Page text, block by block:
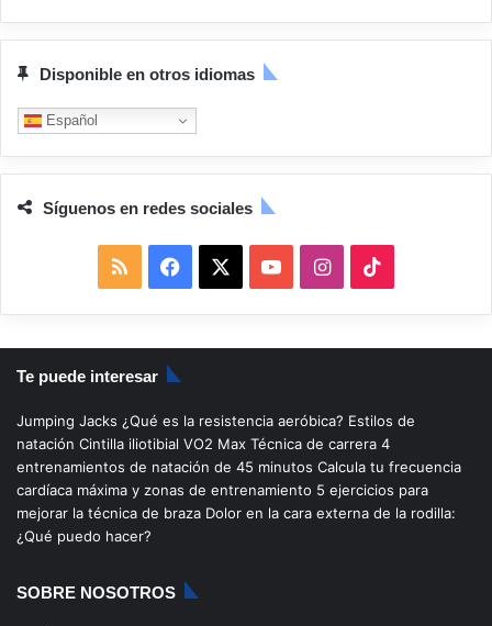
Disponible en otros idiomas
Español
Síguenos en redes sociales
S
S
a
c
b
o
o
u
u
b
I
n
s
a
g
i
k
o
k
Te puede interesar
Jumping Jacks ¿Qué es la resistencia aeróbica? Estilos de
natación Cintilla iliotibial VO2 Max Técnica de carrera 4
entrenamientos de natación de 45 minutos Calcula tu frecuencia
cardíaca máxima y zonas de entrenamiento 5 ejercicios para
mejorar la técnica de braza Dolor en la cara externa de la rodilla:
¿Qué puedo hacer?
SOBRE NOSOTROS